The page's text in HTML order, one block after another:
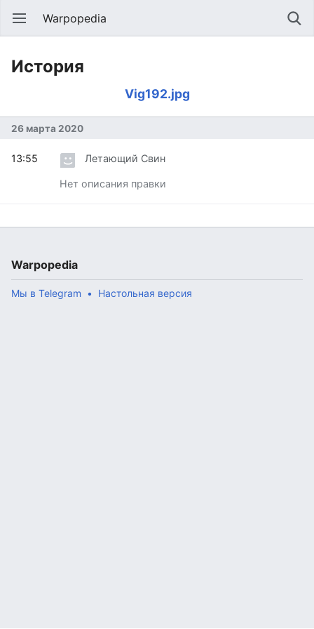
Warpopedia
История
Vig192.jpg
26 марта 2020
Летающий Свин
Нет описания правки
13:55
Warpopedia
Мы в Telegram Настольная версия